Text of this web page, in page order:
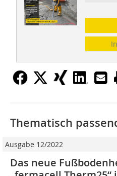
Thematisch
Ausgabe 12/2022
Das neue